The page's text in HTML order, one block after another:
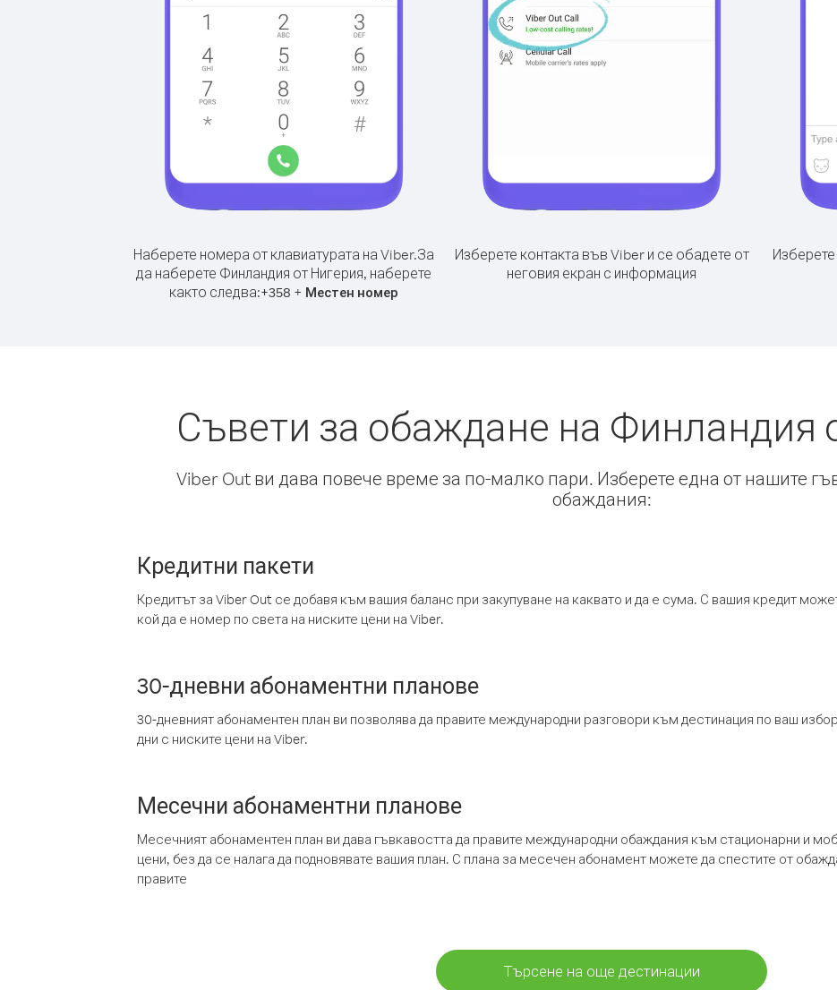
Наберете номера от клавиатурата на Viber.За
да наберете Финландия от Нигерия, наберете
както следва:+358 + Местен номер
Изберете контакта във Viber и се обадете от
неговия екран с информация
Изберете
Съвети за обаждане на Финландия
Viber Out ви дава повече време за по-малко пари. Изберете една от нашите
обаждания:
Кредитни пакети
Кредитът за Viber Out се добавя към вашия баланс при закупуване на каквато и да е сума. С вашия кредит
кой да е номер по света на ниските цени на Viber.
30-дневни абонаментни планове
30-дневният абонаментен план ви позволява да правите международни разговори към дестинация по ваш
дни с ниските цени на Viber.
Месечни абонаментни планове
Месечният абонаментен план ви дава гъвкавостта да правите международни обаждания към стационарни и
цени, без да се налага да подновявате вашия план. С плана за месечен абонамент можете да спестите от
правите
Търсене на още дестинации